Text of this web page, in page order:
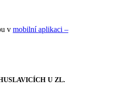
v mobilní aplikaci –
U ZL.